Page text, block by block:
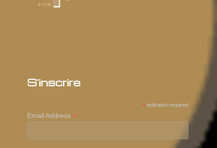
S'inscrire
* indicates required
Email Address *